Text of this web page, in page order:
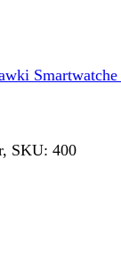
Smartwatche
SKU: 400